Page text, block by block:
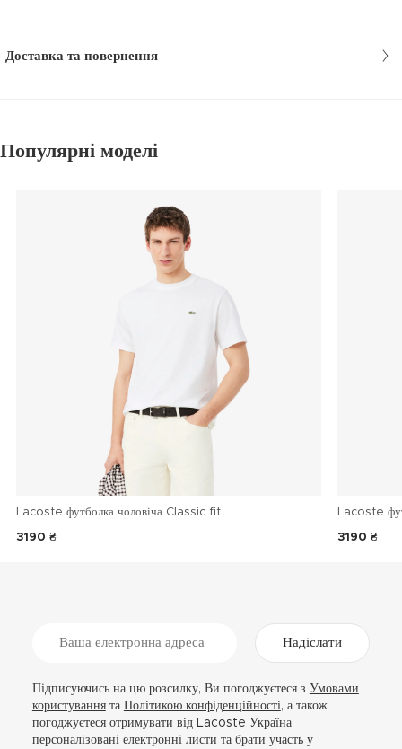
Доставка та повернення
Популярні моделі
Lacoste футболка чоловіча Classic fit
3190 ₴
Lacoste
3190 ₴
Надіслати
Підписуючись на цю розсилку, Ви погоджуєтеся з Умовами
користуваннята Політикою конфіденційності, а також
погоджуєтеся отримувати від Lacoste Україна
персоналізовані електронні листи та брати участь у